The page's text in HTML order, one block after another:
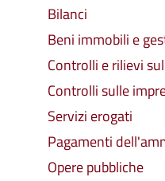
Bilanci
Beni immobili e
Controlli e rilievi
Controlli sulle
Servizi erogati
Pagamenti
Opere pubbliche